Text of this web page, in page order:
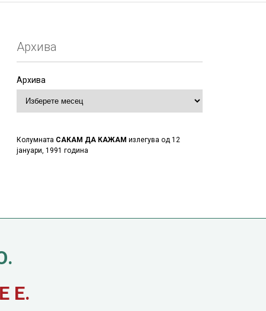
Архива
Архива
Колумната САКАМ ДА КАЖАМ излегува од 12
јануари, 1991 година
Е.